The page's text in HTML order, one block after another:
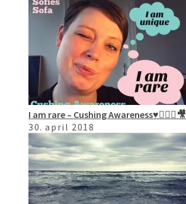
I am rare – Cushing Awareness♥️🙋🏻‍♀️🎥
30. april 2018